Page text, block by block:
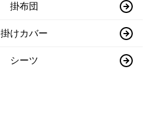
掛布団
掛けカバー
シーツ